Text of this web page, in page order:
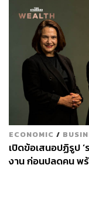
เหตุของปัญหาอยู่
มุ่งสืบทอดอำนาจ
อำนาจหลังได้อำ
ประชาชน ถ้าท่าน
ขึ้น ประชาชนจะไ
การใช้อำนาจบิดเ
ตรวจสอบการบริห
ทั้งที่การตรวจสอบ
นพ.ชลน่านกล่าว
นพ.ชลน่านกล่าวต่อ
255 เสียง ท่านก็
รวบรวมทุกวิถีทาง
ECONOMIC /
เปิดข้อเสนอปฏิรูป
งาน ก่อนปลดคน พ